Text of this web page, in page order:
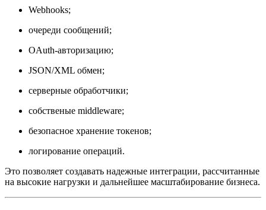
Webhooks;
очереди сообщений;
OAuth-авторизацию;
JSON/XML обмен;
серверные обработчики;
собственые middleware;
безопасное хранение токенов;
логирование операций.
Это позволяет создавать надежные интеграции, рассчитанные
на высокие нагрузки и дальнейшее масштабирование бизнеса.